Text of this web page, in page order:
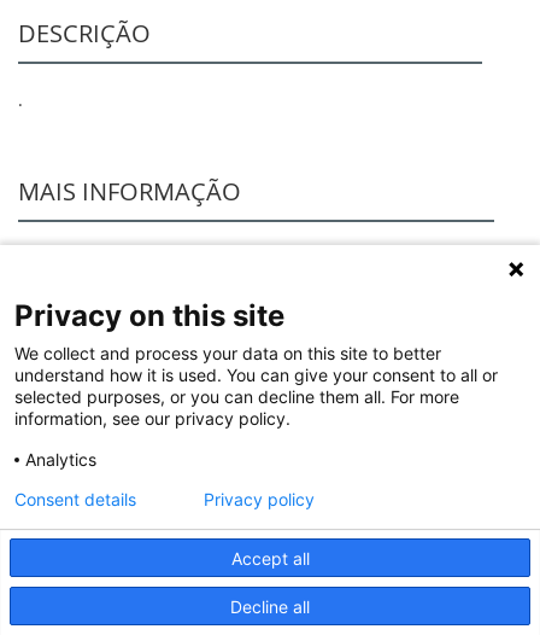
DESCRIÇÃO
.
MAIS INFORMAÇÃO
documentos
relacionados
SOFTWARE
XL Pro3
© 2020 Legrand. Todos os direitos reservados.
Privacy on this site
We collect and process your data on this site to better
understand how it is used. You can give your consent to all or
selected purposes, or you can decline them all. For more
information, see our privacy policy.
Analytics
Accept all
Decline all
Consent details Privacy policy